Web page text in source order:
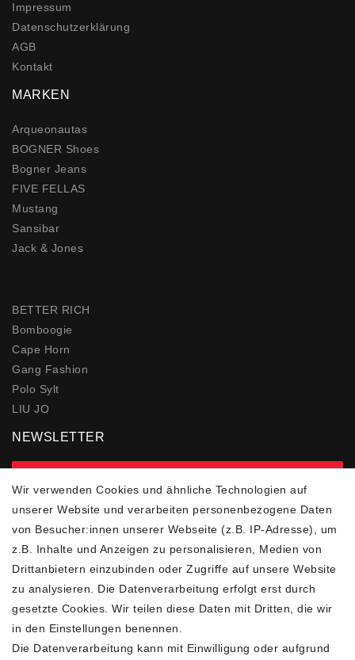
Impressum
Daten­schutz­erklärung
AGB
Kontakt
MARKEN
Arqueonautas
BOGNER Shoes
Bogner Jeans
FIVE FELLAS
Mustang
Sansibar
Jack & Jones
BETTER RICH
Bomboogie
Cape Horn
Gang Fashion
Polo Sylt
LIU JO
NEWSLETTER
FOLGEN SIE UNS
ZAHLUNGSARTEN
SCHNELLER UND
KOSTENLOSER
Wir verwenden Cookies und ähnliche Technologien auf
unserer Website und verarbeiten personenbezogene Daten
von Besucher:innen unserer Webseite (z.B. IP-Adresse), um
z.B. Inhalte und Anzeigen zu personalisieren, Medien von
Drittanbietern einzubinden oder Zugriffe auf unsere Website
zu analysieren. Die Datenverarbeitung erfolgt erst durch
gesetzte Cookies. Wir teilen diese Daten mit Dritten, die wir
in den Einstellungen benennen.
Die Datenverarbeitung kann mit Einwilligung oder aufgrund